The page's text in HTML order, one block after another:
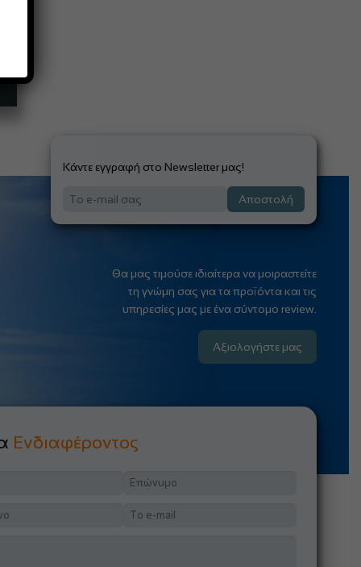
Κάντε εγγραφή στο Newsletter μας!
Αποστολή
Θα μας τιμούσε ιδιαίτερα να μοιραστείτε
τη γνώμη σας για τα προϊόντα και τις
υπηρεσίες μας με ένα σύντομο review.
Αξιολογήστε μας
Ενδιαφέροντος